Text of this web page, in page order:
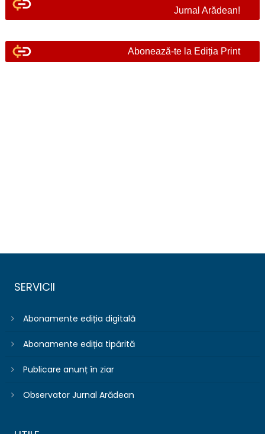
Jurnal Arădean!
Abonează-te la Ediția Print
SERVICII
Abonamente ediția digitală
Abonamente ediția tipărită
Publicare anunț în ziar
Observator Jurnal Arădean